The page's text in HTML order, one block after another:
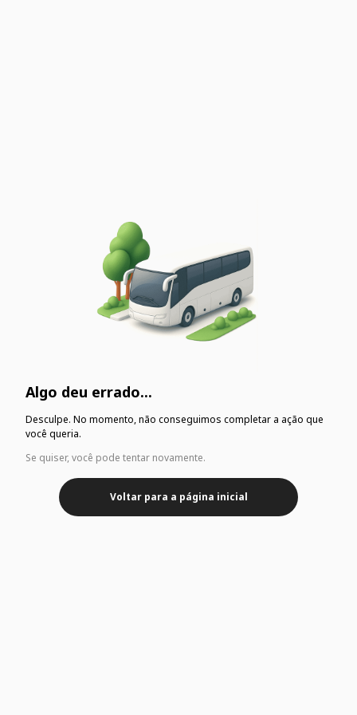
Algo deu errado...
Desculpe. No momento, não conseguimos completar a ação que
você queria.
Se quiser, você pode tentar novamente.
Voltar para a página inicial